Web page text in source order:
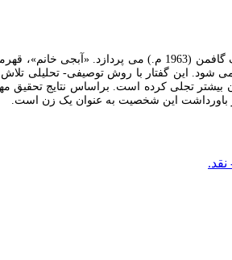
مقاله حاضر به نقد و بررسی داستان آبجی خانم از صادق هدایت براساس نظریه داغ ننگ گافمن (1963 م.) می
شود. این گفتار با روش توصیفی- تحلیلی تلاش
بیشتر تجلی کرده است. براساس نتایج تحقیق
باورداشت این شخصیت به عنوان یک زن است.